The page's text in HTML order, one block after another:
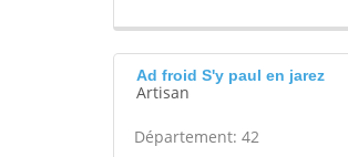
Ad froid S'y paul en jarez
Artisan
Département: 42